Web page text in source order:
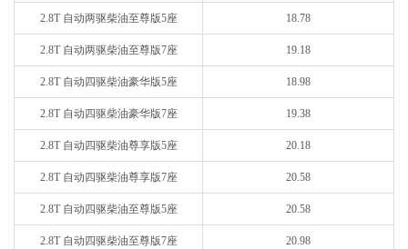
2.8T 自动两驱柴油至尊版5座 18.78
2.8T 自动两驱柴油至尊版7座 19.18
2.8T 自动四驱柴油豪华版5座 18.98
2.8T 自动四驱柴油豪华版7座 19.38
2.8T 自动四驱柴油尊享版5座 20.18
2.8T 自动四驱柴油尊享版7座 20.58
2.8T 自动四驱柴油至尊版5座 20.58
2.8T 自动四驱柴油至尊版7座 20.98